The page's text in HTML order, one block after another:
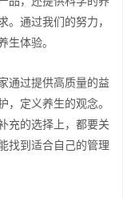
。通过我们的努力，
生体验。
通过提供高质量的益
，定义养生的观念。
充的选择上，都要关
找到适合自己的管理